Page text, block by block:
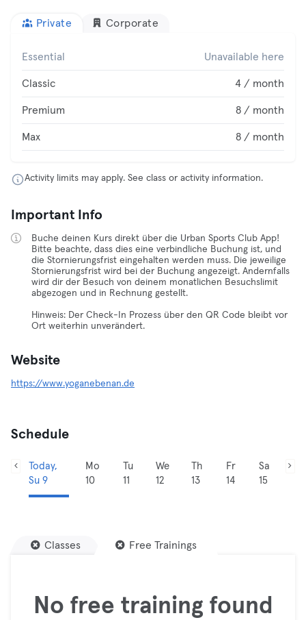
Private Corporate
Essential Unavailable here
Classic 4 / month
Premium 8 / month
Max 8 / month
Activity limits may apply. See class or activity information.
Important Info
Buche deinen Kurs direkt über die Urban Sports Club App!
Bitte beachte, dass dies eine verbindliche Buchung ist, und
die Stornierungsfrist eingehalten werden muss. Die jeweilige
Stornierungsfrist wird bei der Buchung angezeigt. Andernfalls
wird dir der Besuch von deinem monatlichen Besuchslimit
abgezogen und in Rechnung gestellt.
Hinweis: Der Check-In Prozess über den QR Code bleibt vor
Ort weiterhin unverändert.
Website
https://www.yoganebenan.de
Schedule
Today,
Su 9
Mo
10
Tu
11
We
12
Th
13
Fr
14
Sa
15
Classes Free Trainings
No free training found